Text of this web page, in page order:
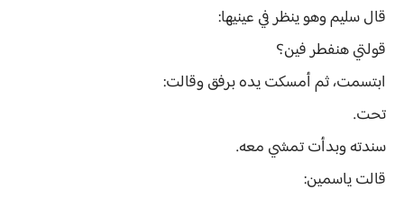
قال سليم وهو ينظر في عينيها:
قولتي هنفطر فين؟
ابتسمت، ثم أمسكت يده برفق وقالت:
تحت.
سندته وبدأت تمشي معه.
قالت ياسمين: